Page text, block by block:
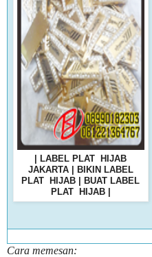
| LABEL PLAT HIJAB
JAKARTA | BIKIN LABEL
PLAT HIJAB | BUAT LABEL
PLAT HIJAB |
Cara memesan: